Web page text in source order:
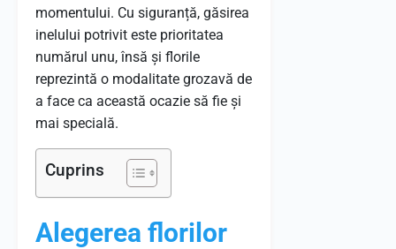
momentului. Cu siguranță, găsirea
inelului potrivit este prioritatea
numărul unu, însă și florile
reprezintă o modalitate grozavă de
a face ca această ocazie să fie și
mai specială.
Cuprins
Alegerea florilor